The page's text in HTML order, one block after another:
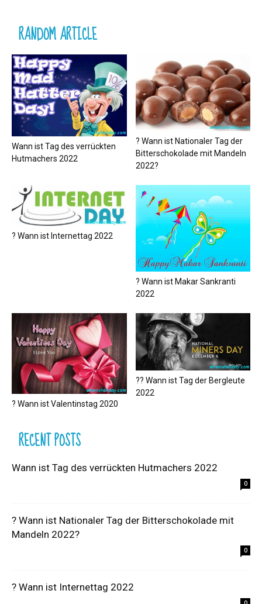
RANDOM ARTICLE
Wann ist Tag des verrückten
Hutmachers 2022
? Wann ist Nationaler Tag der
Bitterschokolade mit Mandeln
2022?
? Wann ist Internettag 2022
? Wann ist Makar Sankranti
2022
? Wann ist Valentinstag 2020
?‍? Wann ist Tag der Bergleute
2022
RECENT POSTS
Wann ist Tag des verrückten Hutmachers 2022
0
? Wann ist Nationaler Tag der Bitterschokolade mit
Mandeln 2022?
0
? Wann ist Internettag 2022